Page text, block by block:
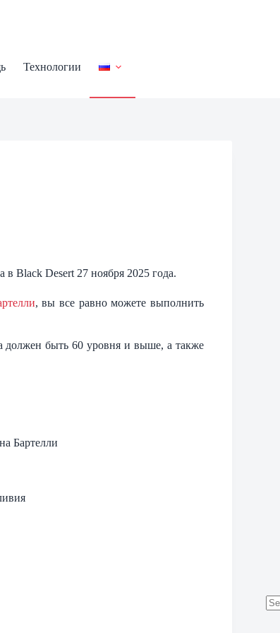
Технологии
Black Desert 27 ноября 2025 года.
, вы все равно можете выполнить
должен быть 60 уровня и выше, а также
Бартелли